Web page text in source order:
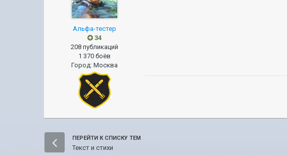
Альфа-тестер
34
208 публикаций
1 370 боёв
Город:Москва
ПЕРЕЙТИ К СПИСКУ ТЕМ
Текст и стихи